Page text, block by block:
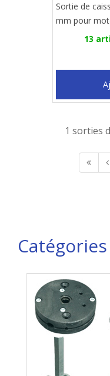
Sortie de
mm pour
13
1 sorties